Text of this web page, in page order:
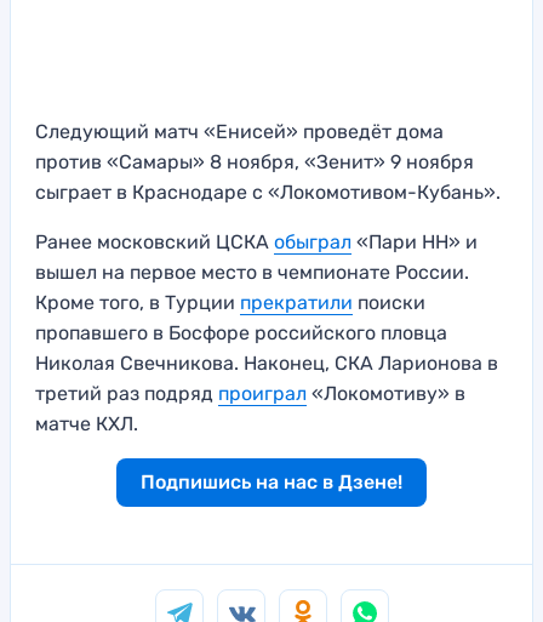
Следующий матч «Енисей» проведёт дома
против «Самары» 8 ноября, «Зенит» 9 ноября
сыграет в Краснодаре с «Локомотивом-Кубань».
Ранее московский ЦСКА обыграл «Пари НН» и
вышел на первое место в чемпионате России.
Кроме того, в Турции прекратили поиски
пропавшего в Босфоре российского пловца
Николая Свечникова. Наконец, СКА Ларионова в
третий раз подряд проиграл «Локомотиву» в
матче КХЛ.
Подпишись на нас в Дзене!